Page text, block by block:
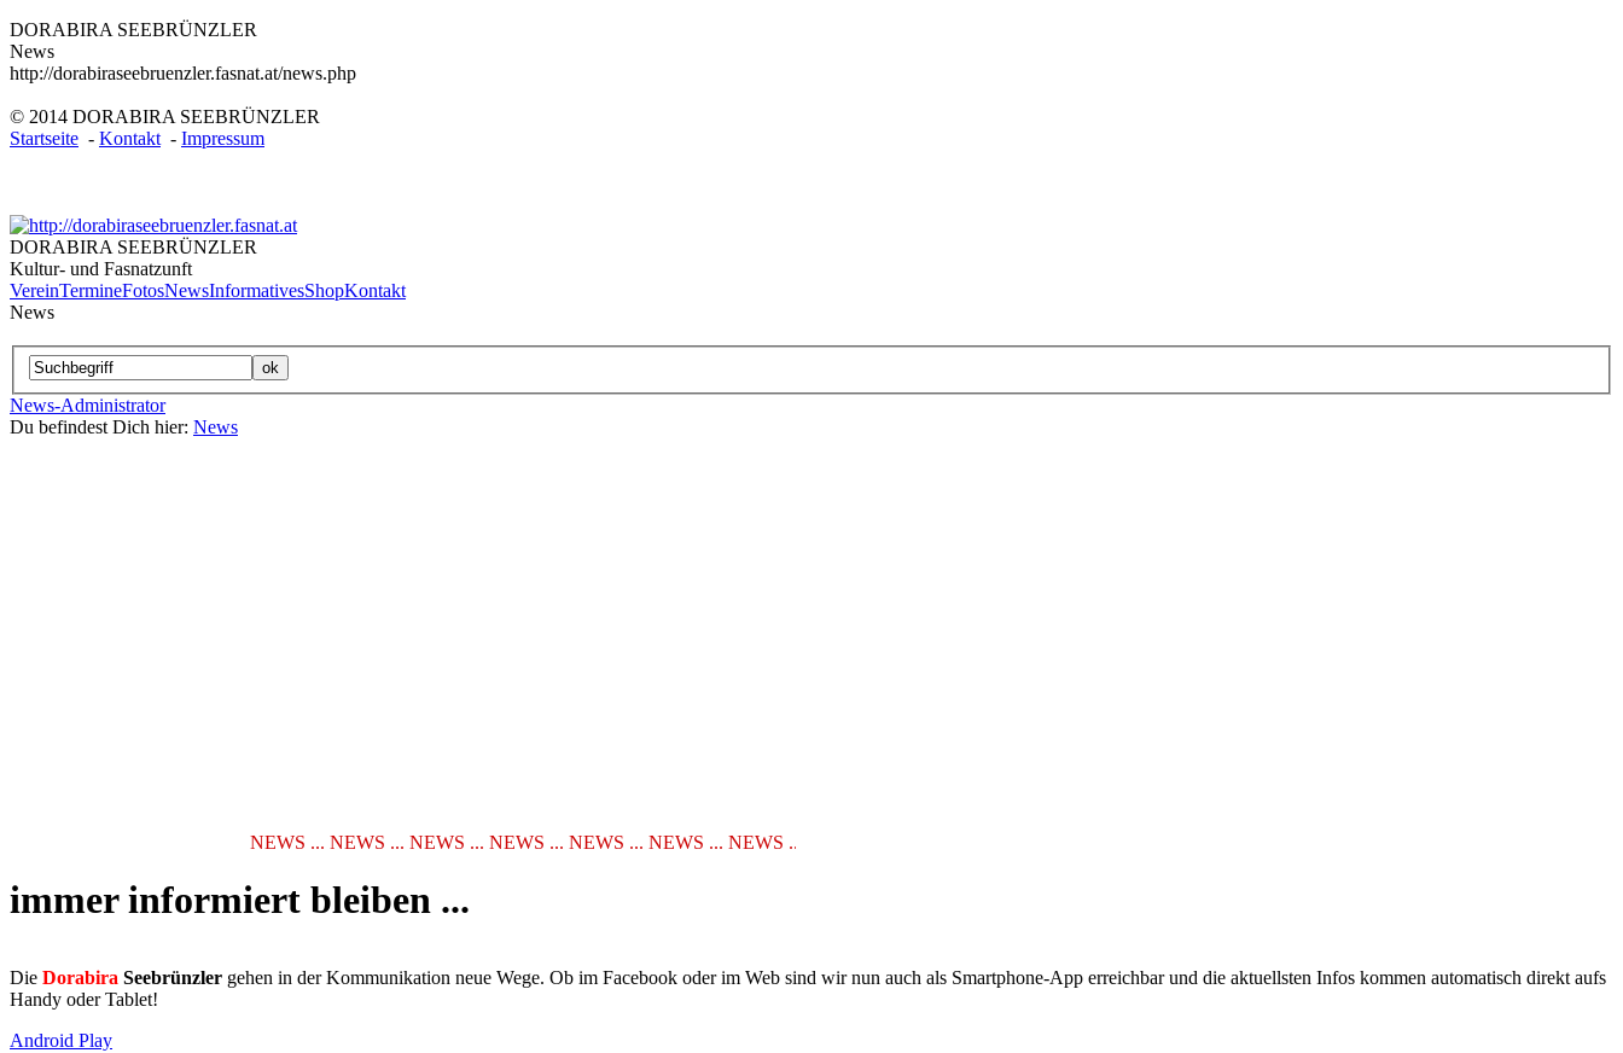
DORABIRA SEEBRÜNZLER
News
http://dorabiraseebruenzler.fasnat.at/news.php
© 2014 DORABIRA SEEBRÜNZLER
Startseite - Kontakt - Impressum
DORABIRA SEEBRÜNZLER
Kultur- und Fasnatzunft
VereinTermineFotosNewsInformativesShopKontakt
News
News-Administrator
Du befindest Dich hier: News
NEWS ... NEWS ... NEWS ... NEWS ... NEWS ... NEWS ... NEWS ... NEWS ... NEWS ... NEWS ... NEWS ... NEWS ... NEWS ... NEWS ... NEWS ... NEWS ... NEWS ...
immer informiert bleiben ...
Die Dorabira Seebrünzler gehen in der Kommunikation neue Wege. Ob im Facebook oder im Web sind wir nun auch als Smartphone-App erreichbar und die aktuellsten Infos kommen automatisch direkt aufs
Handy oder Tablet!
Android Play